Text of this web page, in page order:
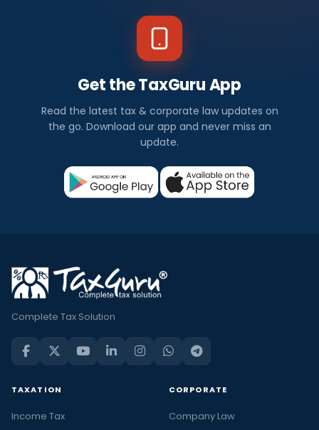
Get the TaxGuru App
Read the latest tax & corporate law updates on
the go. Download our app and never miss an
update.
Complete Tax Solution
TAXATION
Income Tax
CORPORATE
Company Law